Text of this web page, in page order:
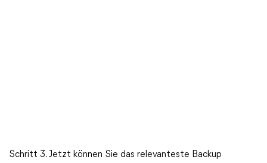
Schritt 3. Jetzt können Sie das relevanteste Backup